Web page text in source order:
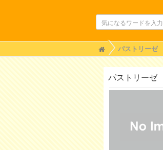
H
o
m
パストリーゼ
パストリーゼ